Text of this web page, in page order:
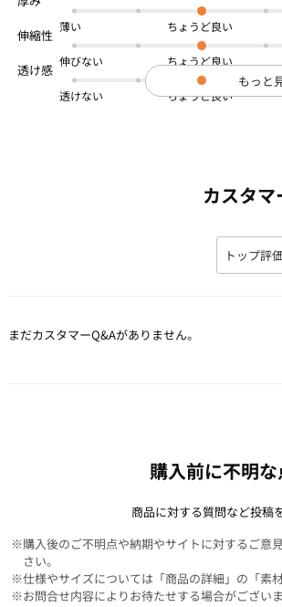
薄い
伸びない
透けない
もっと
カスタ
まだカスタマーQ&Aがありません。
購入前に不明
商品に対する質問など投稿
※購入後のご不明点や納期やサイトに対するご意
さい。
※仕様やサイズについては「商品の詳細」の「素
※お問合せ内容によりお待たせする場合がござい